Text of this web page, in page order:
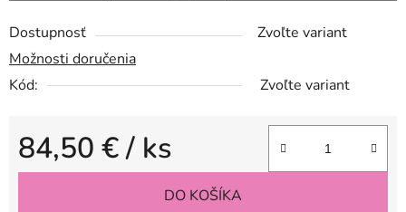
Dostupnosť
Zvoľte variant
Možnosti doručenia
Kód:
Zvoľte variant
84,50 €/ ks
Jednotková cena:
DO KOŠÍKA